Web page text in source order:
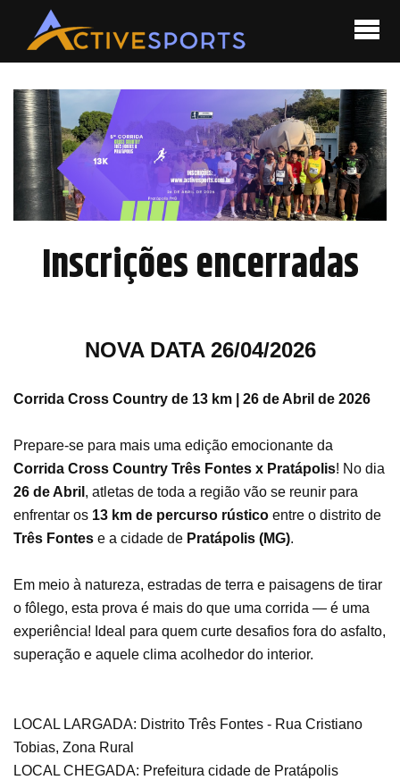
Inscrições encerradas
NOVA DATA 26/04/2026
Corrida Cross Country de 13 km | 26 de Abril de 2026
Prepare-se para mais uma edição emocionante da
Corrida Cross Country Três Fontes x Pratápolis! No dia
26 de Abril , atletas de toda a região vão se reunir para
enfrentar os 13 km de percurso rústico entre o distrito de
Três Fontes e a cidade de Pratápolis (MG).
Em meio à natureza, estradas de terra e paisagens de tirar
o fôlego, esta prova é mais do que uma corrida — é uma
experiência! Ideal para quem curte desafios fora do asfalto,
superação e aquele clima acolhedor do interior.
LOCAL LARGADA: Distrito Três Fontes - Rua Cristiano
Tobias, Zona Rural
LOCAL CHEGADA: Prefeitura cidade de Pratápolis